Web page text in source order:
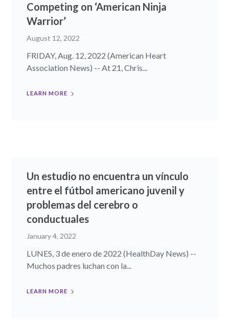
Competing on ‘American Ninja
Warrior’
August 12, 2022
FRIDAY, Aug. 12, 2022 (American Heart
Association News) -- At 21, Chris...
LEARN MORE
Un estudio no encuentra un vínculo
entre el fútbol americano juvenil y
problemas del cerebro o
conductuales
January 4, 2022
LUNES, 3 de enero de 2022 (HealthDay News) --
Muchos padres luchan con la...
LEARN MORE